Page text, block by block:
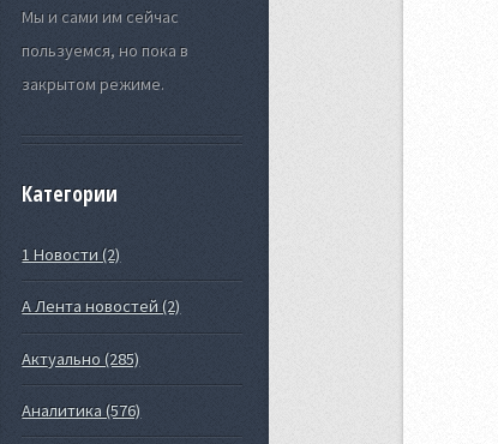
Мы и сами им сейчас
пользуемся, но пока в
закрытом режиме.
Категории
1 Новости (2)
А Лента новостей (2)
Актуально (285)
Аналитика (576)